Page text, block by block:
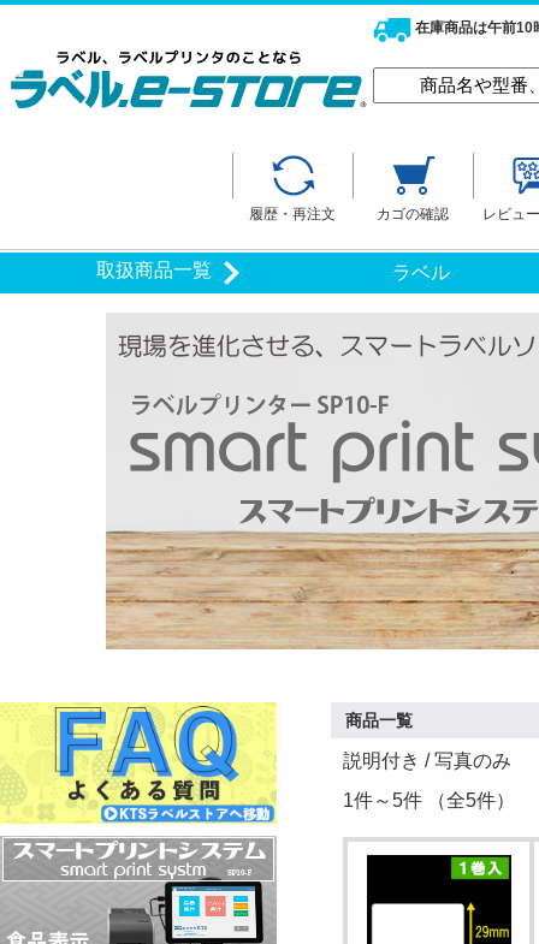
在庫商品は午前10
履歴・再注文 カゴの確認 レビュ
取扱商品一覧 ラベル
商品一覧
説明付き / 写真のみ
1件～5件 （全5件）